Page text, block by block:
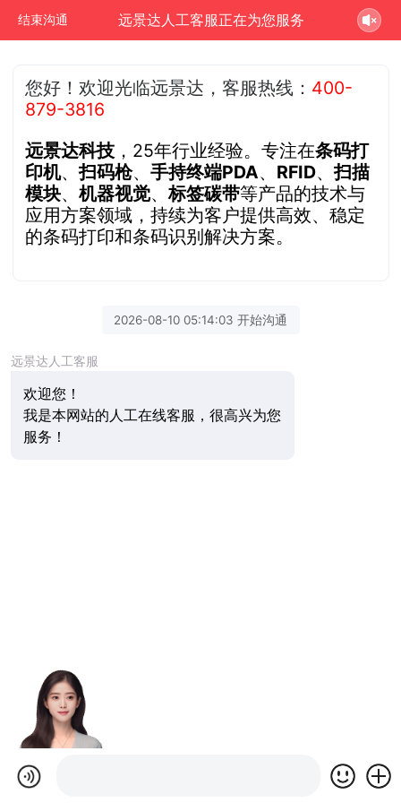
结束沟通 远景达人工客服正在为您服务
您好！欢迎光临远景达，客服热线： 400-
879-3816
远景达科技 ，25年行业经验。专注在条码打
印机、扫码枪、手持终端PDA、 RFID、扫描
模块、机器视觉、标签碳带等产品的技术与
应用方案领域，持续为客户提供高效、稳定
的条码打印和条码识别解决方案。
2026-08-10 05:14:03 开始沟通
远景达人工客服
欢迎您！
我是本网站的人工在线客服，很高兴为您
服务！